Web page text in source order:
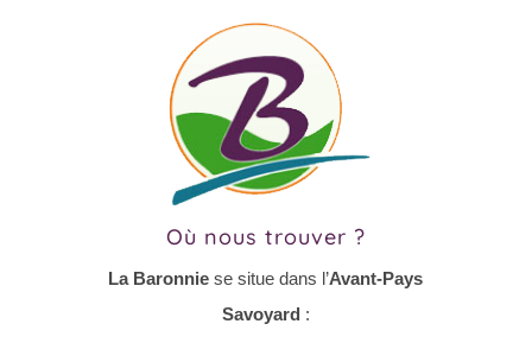
Où nous trouver ?
La Baronnie se situe dans l’Avant-Pays
Savoyard :